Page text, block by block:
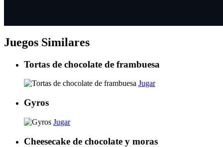
Juegos Similares
Tortas de chocolate de frambuesa
Jugar
Gyros
Jugar
Cheesecake de chocolate y moras